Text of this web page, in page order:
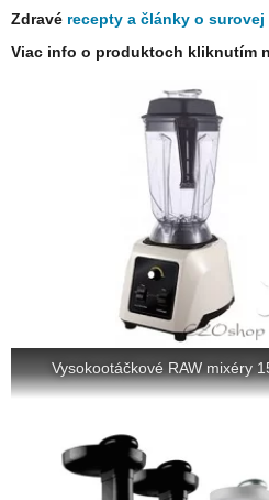
Zdravé recepty a články o surovej
Viac info o produktoch kliknutím
Vysokootáčkové RAW mixéry